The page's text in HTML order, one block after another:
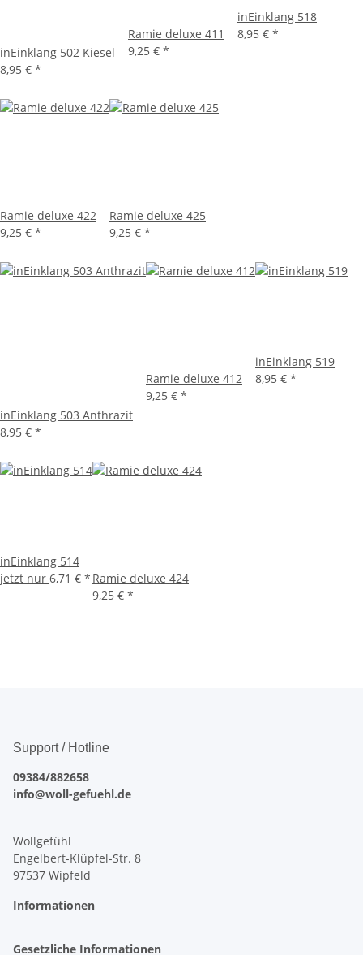
inEinklang 502 Kiesel
8,95 € *
Ramie deluxe 411
9,25 € *
inEinklang 518
8,95 € *
Ramie deluxe 422
9,25 € *
Ramie deluxe 425
9,25 € *
inEinklang 503 Anthrazit
8,95 € *
Ramie deluxe 412
9,25 € *
inEinklang 519
8,95 € *
inEinklang 514
jetzt nur 6,71 € * Ramie deluxe 424
9,25 € *
Support / Hotline
09384/882658
info@woll-gefuehl.de
Wollgefühl
Engelbert-Klüpfel-Str. 8
97537 Wipfeld
Informationen
Gesetzliche Informationen